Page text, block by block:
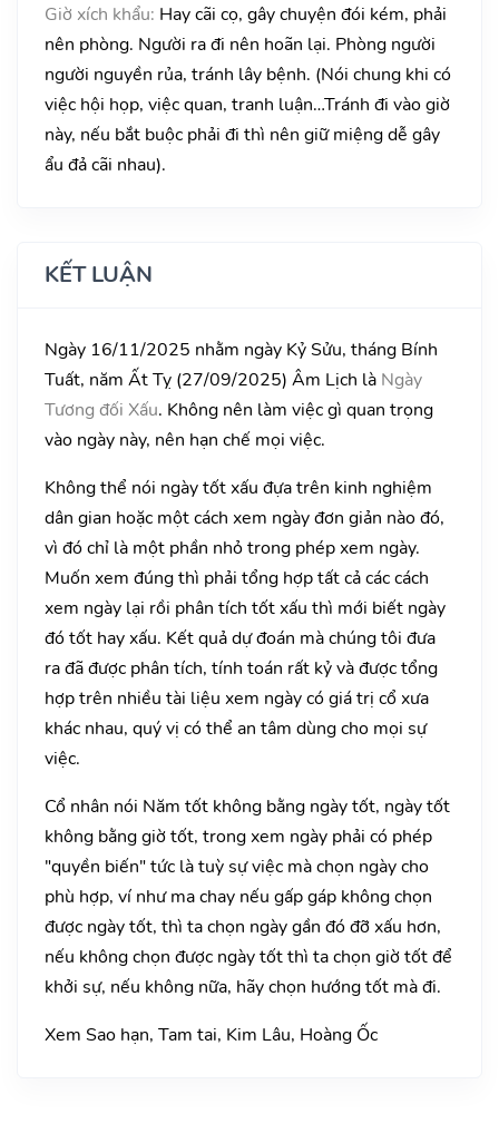
Giờ xích khẩu: Hay cãi cọ, gây chuyện đói kém, phải
nên phòng. Người ra đi nên hoãn lại. Phòng người
người nguyền rủa, tránh lây bệnh. (Nói chung khi có
việc hội họp, việc quan, tranh luận…Tránh đi vào giờ
này, nếu bắt buộc phải đi thì nên giữ miệng dễ gây
ẩu đả cãi nhau).
KẾT LUẬN
Ngày 16/11/2025 nhằm ngày Kỷ Sửu, tháng Bính
Tuất, năm Ất Tỵ (27/09/2025) Âm Lịch là Ngày
Tương đối Xấu. Không nên làm việc gì quan trọng
vào ngày này, nên hạn chế mọi việc.
Không thể nói ngày tốt xấu đựa trên kinh nghiệm
dân gian hoặc một cách xem ngày đơn giản nào đó,
vì đó chỉ là một phần nhỏ trong phép xem ngày.
Muốn xem đúng thì phải tổng hợp tất cả các cách
xem ngày lại rồi phân tích tốt xấu thì mới biết ngày
đó tốt hay xấu. Kết quả dự đoán mà chúng tôi đưa
ra đã được phân tích, tính toán rất kỷ và được tổng
hợp trên nhiều tài liệu xem ngày có giá trị cổ xưa
khác nhau, quý vị có thể an tâm dùng cho mọi sự
việc.
Cổ nhân nói Năm tốt không bằng ngày tốt, ngày tốt
không bằng giờ tốt, trong xem ngày phải có phép
"quyền biến" tức là tuỳ sự việc mà chọn ngày cho
phù hợp, ví như ma chay nếu gấp gáp không chọn
được ngày tốt, thì ta chọn ngày gần đó đỡ xấu hơn,
nếu không chọn được ngày tốt thì ta chọn giờ tốt để
khởi sự, nếu không nữa, hãy chọn hướng tốt mà đi.
Xem Sao hạn, Tam tai, Kim Lâu, Hoàng Ốc